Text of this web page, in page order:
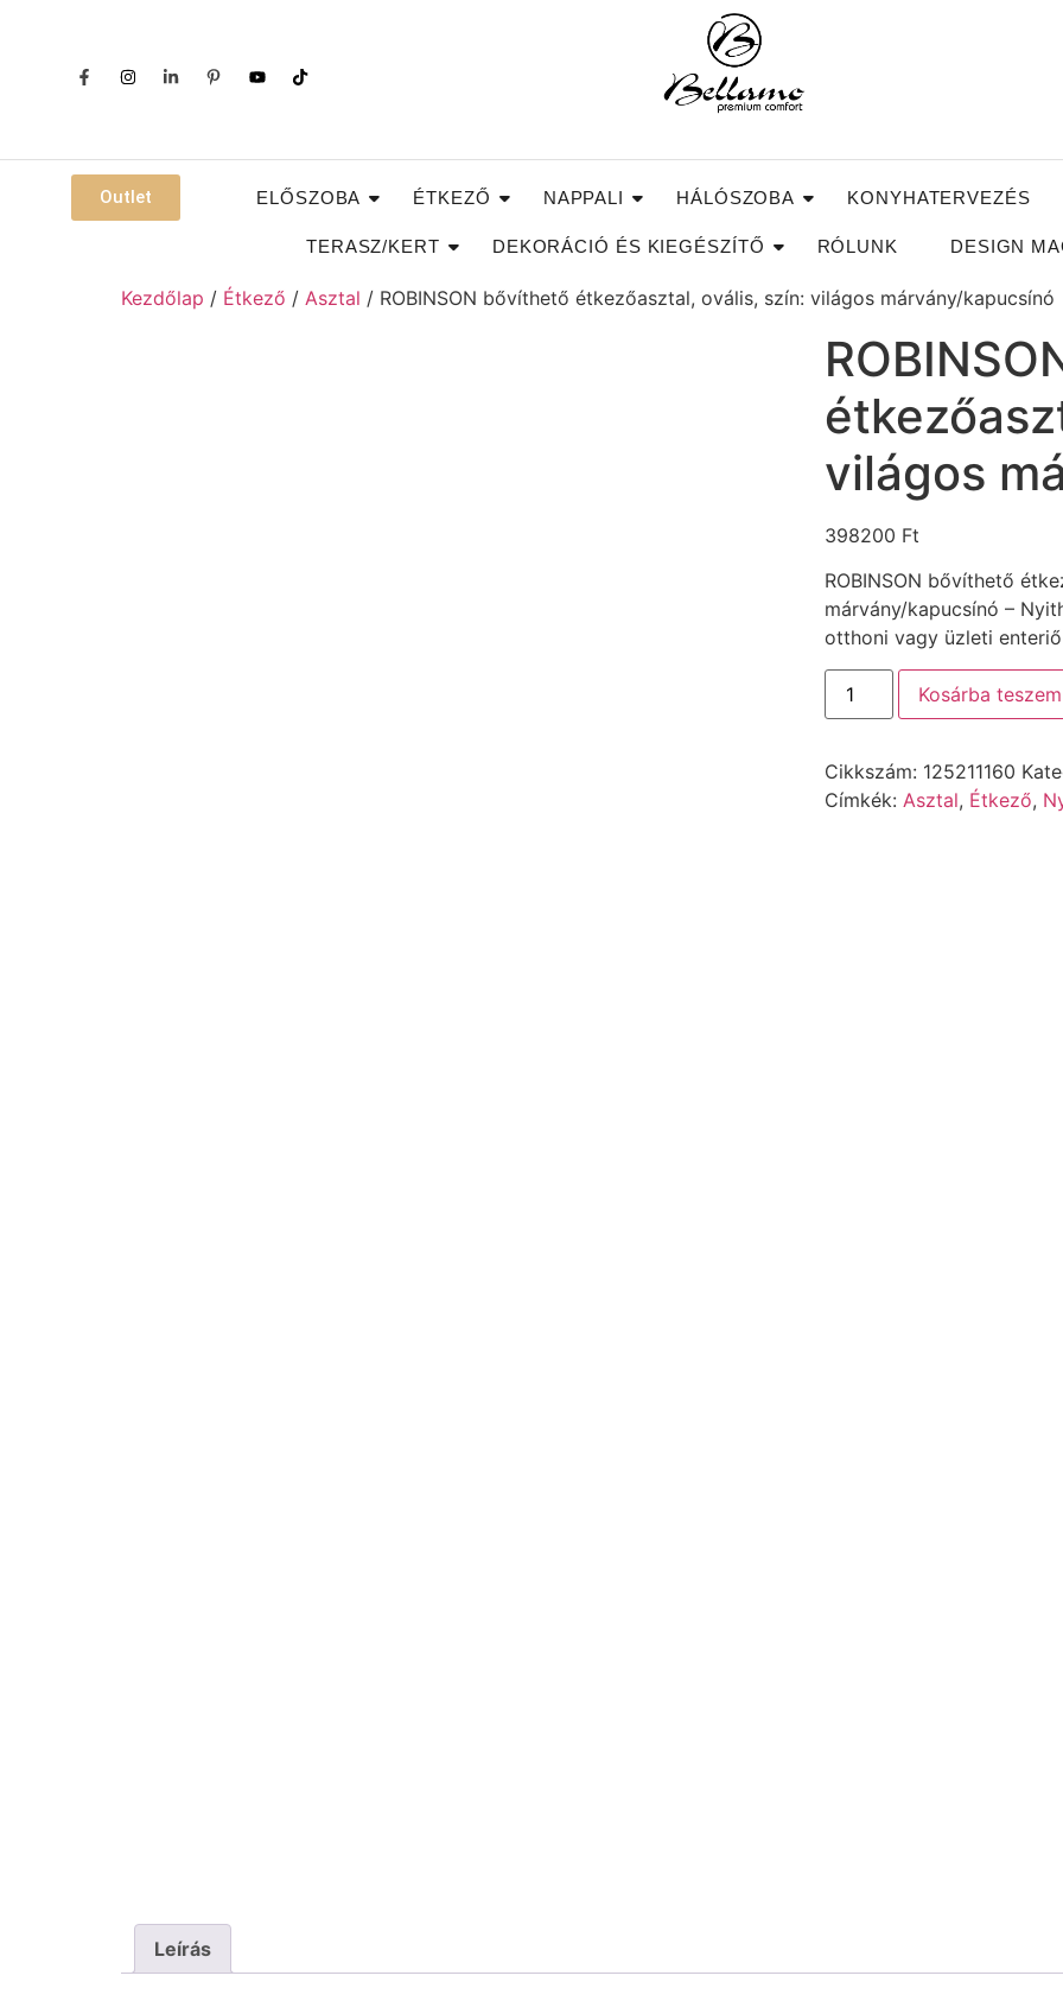
Outlet ELŐSZOBA ÉTKEZŐ NAPPALI HÁLÓSZOBA KONYHATERVEZÉS
TERASZ/KERT DEKORÁCIÓ ÉS KIEGÉSZÍTŐ RÓLUNK DESIGN
Kezdőlap / Étkező / Asztal / ROBINSON bővíthető étkezőasztal, ovális, szín: világos márvány/kapucsínó
világos
398200 Ft
ROBINSON bővíthető
márvány/kapucsínó –
otthoni vagy üzleti
Kosárba teszem
Cikkszám: 125211160
Címkék: Asztal, Étkező,
Leírás